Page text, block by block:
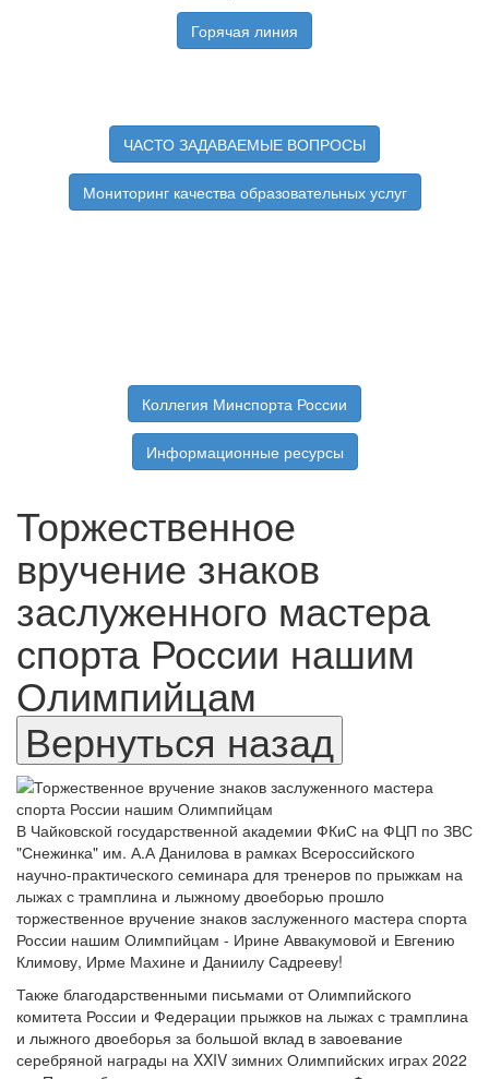
Горячая линия
ЧАСТО ЗАДАВАЕМЫЕ ВОПРОСЫ
Мониторинг качества образовательных услуг
Коллегия Минспорта России
Информационные ресурсы
Торжественное
вручение знаков
заслуженного мастера
спорта России нашим
Олимпийцам
В Чайковской государственной академии ФКиС на ФЦП по ЗВС
"Снежинка" им. А.А Данилова в рамках Всероссийского
научно-практического семинара для тренеров по прыжкам на
лыжах с трамплина и лыжному двоеборью прошло
торжественное вручение знаков заслуженного мастера спорта
России нашим Олимпийцам - Ирине Аввакумовой и Евгению
Климову, Ирме Махине и Даниилу Садрееву!
Также благодарственными письмами от Олимпийского
комитета России и Федерации прыжков на лыжах с трамплина
и лыжного двоеборья за большой вклад в завоевание
серебряной награды на XXIV зимних Олимпийских играх 2022